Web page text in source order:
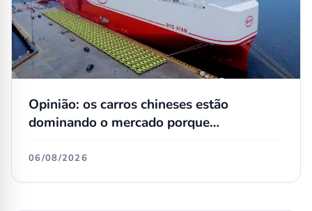
Opinião: os carros chineses estão
dominando o mercado porque
06/08/2026